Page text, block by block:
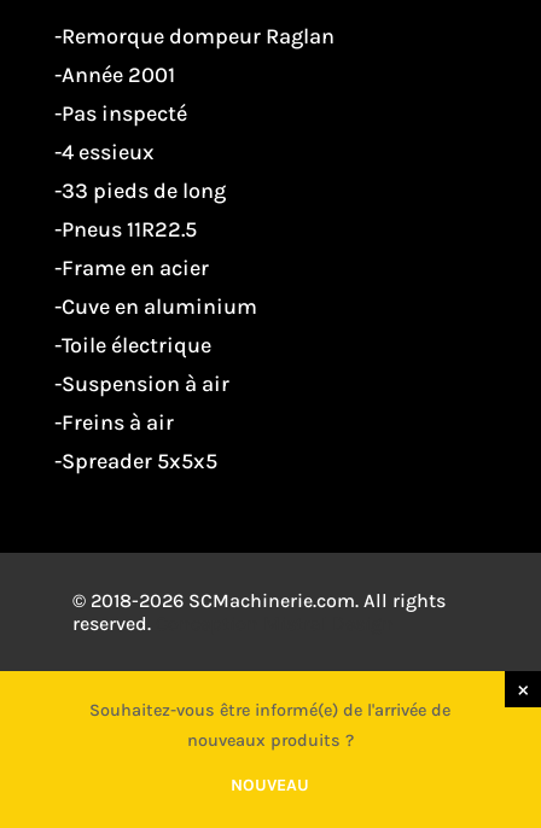
-Remorque dompeur Raglan
-Année 2001
-Pas inspecté
-4 essieux
-33 pieds de long
-Pneus 11R22.5
-Frame en acier
-Cuve en aluminium
-Toile électrique
-Suspension à air
-Freins à air
-Spreader 5x5x5
© 2018-2026 SCMachinerie.com. All rights
reserved.
Souhaitez-vous être informé(e) de l'arrivée de
nouveaux produits ?
NOUVEAU
×
Souhaitez-vous être informé(e) de l'arrivée de
nouveaux produits ?
NOUVEAU
×